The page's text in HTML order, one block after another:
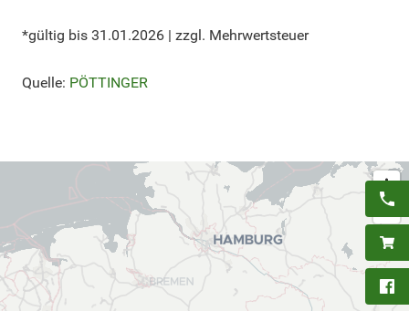
*gültig bis 31.01.2026 | zzgl. Mehrwertsteuer
Quelle: PÖTTINGER